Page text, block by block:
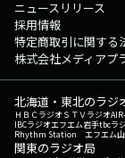
ニュースリリース
採用情報
特定商取引に関する
株式会社メディアプ
北海道・東北のラジ
ＨＢＣラジオＳＴＶラジオ
IBCラジオエフエム岩手tbcラ
Rhythm Station エフエム山
関東のラジオ局